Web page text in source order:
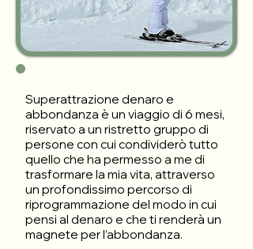
Superattrazione denaro e
abbondanza è un viaggio di 6 mesi,
riservato a un ristretto gruppo di
persone con cui condividerò tutto
quello che ha permesso a me di
trasformare la mia vita, attraverso
un profondissimo percorso di
riprogrammazione del modo in cui
pensi al denaro e che ti renderà un
magnete per l’abbondanza.